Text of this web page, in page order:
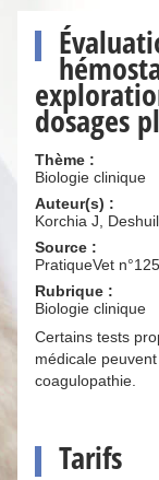
dosages
Thème :
Biologie clinique
Auteur(s) :
Korchia J,
Source :
PratiqueVet
Rubrique :
Biologie clinique
Certains tests
médicale
coagulopathie.
Tarifs